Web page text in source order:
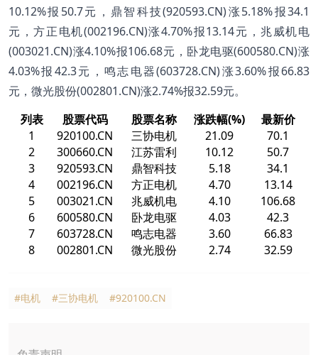
10.12%报50.7元，鼎智科技(920593.CN)涨5.18%报34.1
元，方正电机(002196.CN)涨4.70%报13.14元，兆威机电
(003021.CN)涨4.10%报106.68元，卧龙电驱(600580.CN)涨
4.03%报42.3元，鸣志电器(603728.CN)涨3.60%报66.83
元，微光股份(002801.CN)涨2.74%报32.59元。
列表
股票代码 股票名称 涨跌幅(%)
最新价
1
920100.CN 三协电机 21.09
70.1
2
300660.CN 江苏雷利 10.12
50.7
3
920593.CN 鼎智科技 5.18
34.1
4
002196.CN 方正电机 4.70
13.14
5
003021.CN 兆威机电 4.10
106.68
6
600580.CN 卧龙电驱 4.03
42.3
7
603728.CN 鸣志电器 3.60
66.83
8
002801.CN 微光股份 2.74 32.59
#电机 #三协电机 #920100.CN